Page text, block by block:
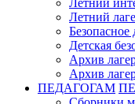
Летний
Летний
Детская
Архив
Архив
ПЕДАГОГАМ